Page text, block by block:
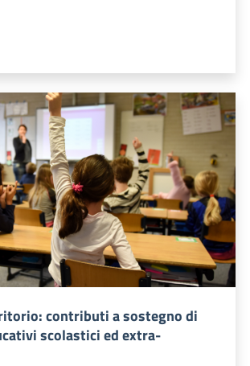
contributi a sostegno di
scolastici ed extra-